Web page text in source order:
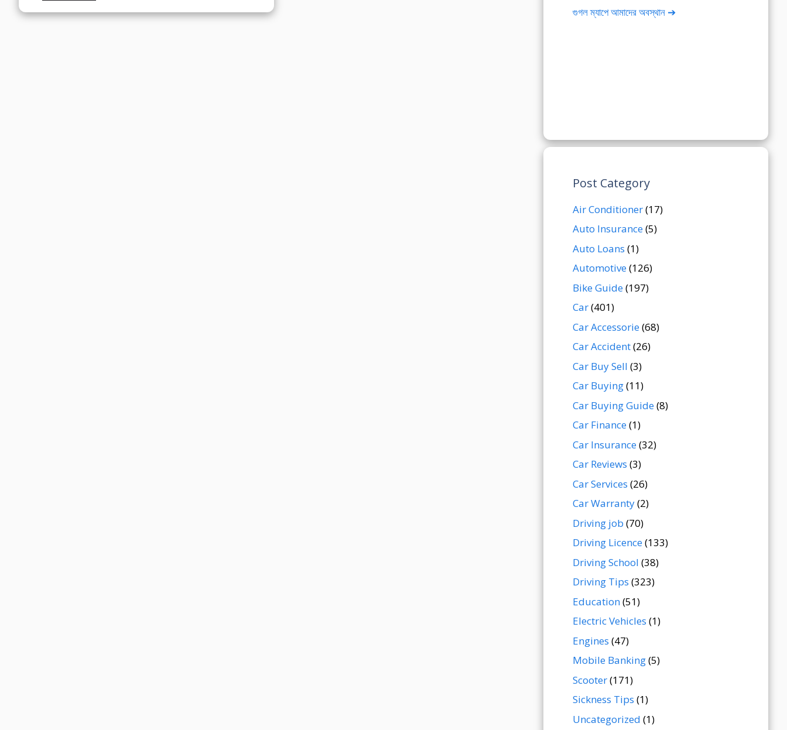
গুগল ম্যাপে আমাদের অবস্থান ➔
Post Category
Air Conditioner(17)
Auto Insurance(5)
Auto Loans (1)
Automotive(126)
Bike Guide(197)
Car(401)
Car Accessorie(68)
Car Accident(26)
Car Buy Sell (3)
Car Buying(11)
Car Buying Guide(8)
Car Finance(1)
Car Insurance(32)
Car Reviews (3)
Car Services (26)
Car Warranty(2)
Driving job (70)
Driving Licence(133)
Driving School (38)
Driving Tips (323)
Education(51)
Electric Vehicles (1)
Engines (47)
Mobile Banking(5)
Scooter(171)
Sickness Tips (1)
Uncategorized (1)